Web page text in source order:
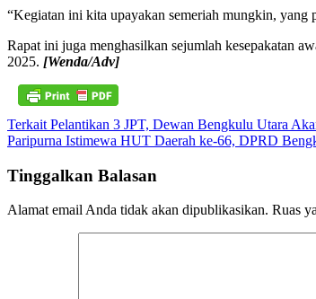
“Kegiatan ini kita upayakan semeriah mungkin, yang
Rapat ini juga menghasilkan sejumlah kesepakatan
2025. [Wenda/Adv]
Navigasi
pos
Terkait Pelantikan 3 JPT, Dewan Bengkulu Utara
Paripurna Istimewa HUT Daerah ke-66, DPRD
Tinggalkan Balasan
Alamat email Anda tidak akan dipublikasikan. Ruas